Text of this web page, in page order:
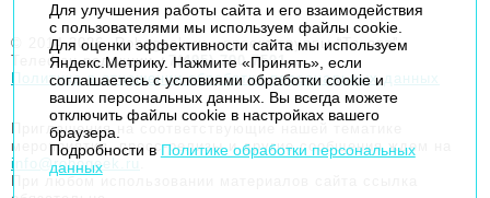
© 2014-2026. Robogeek.ru - проект группы “Текарт”.
Телефон редакции+7(495) 790-7591
Политика в отношении обработки персональных данных
Приглашения на соответствующие нашей тематике
мероприятия, пресс-релизы и другие сообщения ждем на
info@robogeek.ru
При любом использовании материалов сайта ссылка
Для улучшения работы сайта и его взаимодействия
с пользователями мы используем файлы cookie.
Для оценки эффективности сайта мы используем
Яндекс.Метрику. Нажмите «Принять», если
соглашаетесь с условиями обработки cookie и
ваших персональных данных. Вы всегда можете
отключить файлы cookie в настройках вашего
браузера.
Подробности в Политике обработки персональных
данных